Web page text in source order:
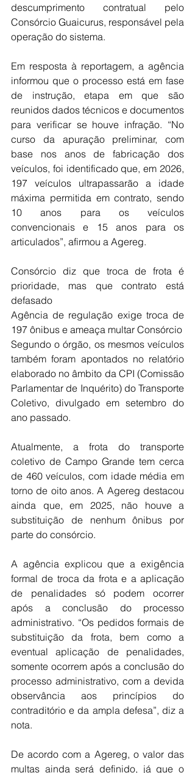
descumprimento contratual pelo
Consórcio Guaicurus, responsável pela
operação do sistema.
Em resposta à reportagem, a agência
informou que o processo está em fase
de instrução, etapa em que são
reunidos dados técnicos e documentos
para verificar se houve infração. “No
curso da apuração preliminar, com
base nos anos de fabricação dos
veículos, foi identificado que, em 2026,
197 veículos ultrapassarão a idade
máxima permitida em contrato, sendo
10 anos para os veículos
convencionais e 15 anos para os
articulados”, afirmou a Agereg.
Consórcio diz que troca de frota é
prioridade, mas que contrato está
defasado
Agência de regulação exige troca de
197 ônibus e ameaça multar Consórcio
Segundo o órgão, os mesmos veículos
também foram apontados no relatório
elaborado no âmbito da CPI (Comissão
Parlamentar de Inquérito) do Transporte
Coletivo, divulgado em setembro do
ano passado.
Atualmente, a frota do transporte
coletivo de Campo Grande tem cerca
de 460 veículos, com idade média em
torno de oito anos. A Agereg destacou
ainda que, em 2025, não houve a
substituição de nenhum ônibus por
parte do consórcio.
A agência explicou que a exigência
formal de troca da frota e a aplicação
de penalidades só podem ocorrer
após a conclusão do processo
administrativo. “Os pedidos formais de
substituição da frota, bem como a
eventual aplicação de penalidades,
somente ocorrem após a conclusão do
processo administrativo, com a devida
observância aos princípios do
contraditório e da ampla defesa”, diz a
nota.
De acordo com a Agereg, o valor das
multas ainda será definido, já que o